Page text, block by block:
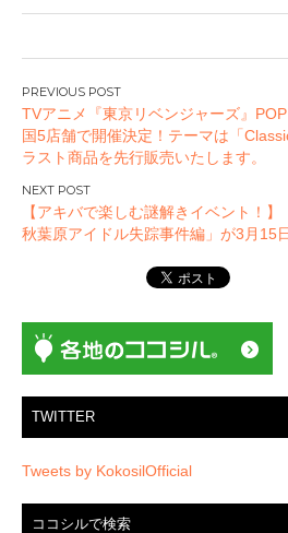
投
稿
ナ
ビ
ゲ
ー
ン
TVアニメ『東京リベンジャーズ』
国5店舗で開催決定！テーマは「
ラスト商品を先行販売いたします。
【アキバで楽しむ謎解きイベント！
秋葉原アイドル失踪事件編」が3月15
TWITTER
Tweets by KokosilOfficial
ココシルで検索